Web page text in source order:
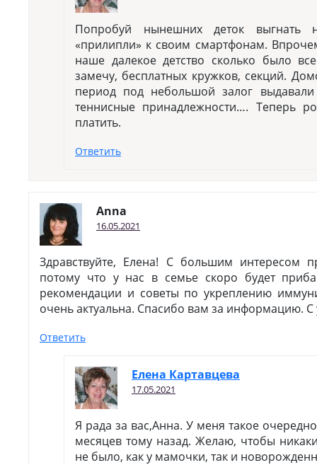
Попробуй нынешних деток
«прилипли» к своим смартфонам.
наше далекое детство сколько было
замечу, бесплатных кружков, секций.
период под небольшой залог
теннисные принадлежности…. Теперь
платить.
Ответить
Anna
16.05.2021
Здравствуйте, Елена! С большим интересом
потому что у нас в семье скоро будет
рекомендации и советы по укреплению
очень актуальна. Спасибо вам за информацию.
Ответить
Елена Картавцева
17.05.2021
Я рада за вас,Анна. У меня такое
месяцев тому назад. Желаю, чтобы
не было, как у мамочки, так и